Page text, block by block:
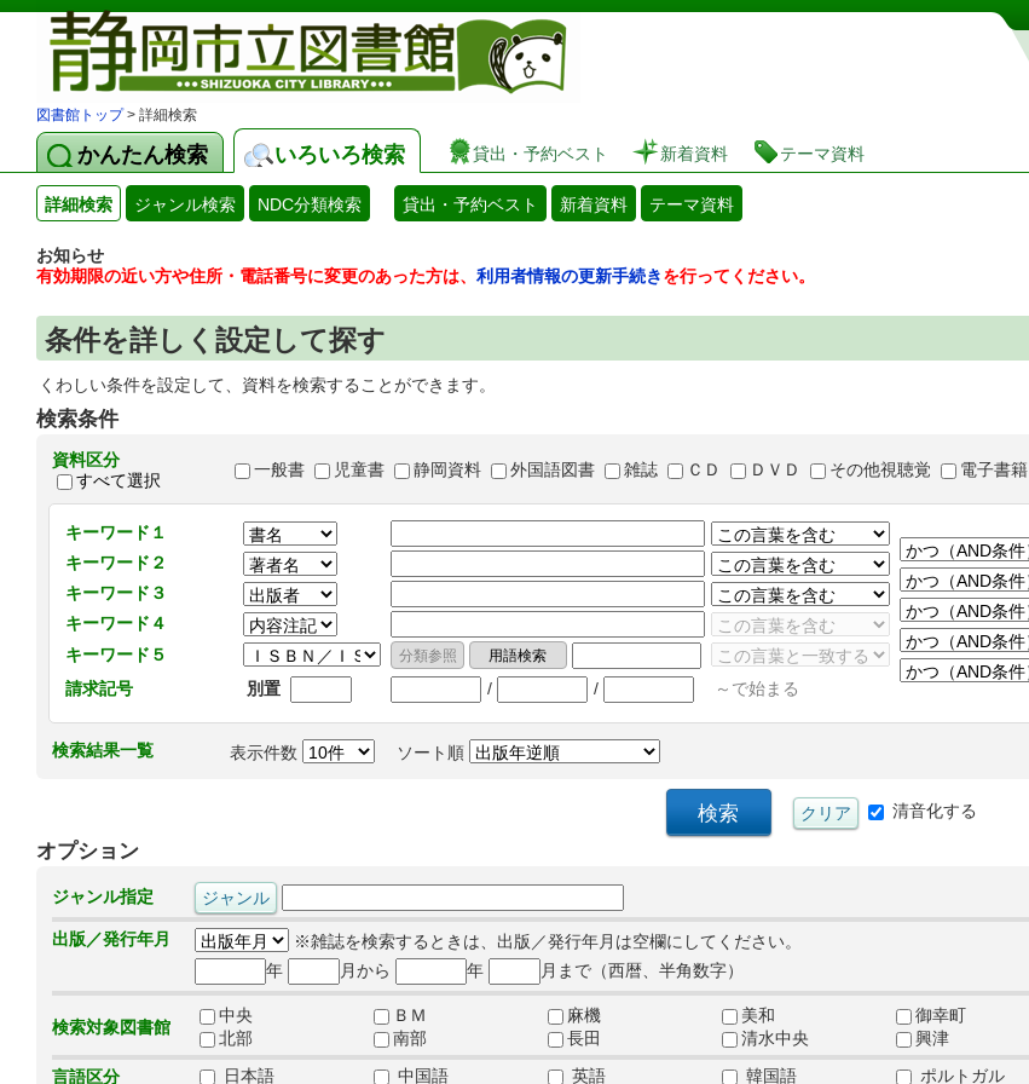
図書館 蔵書検索・予約システム
図書館トップ> 詳細検索
かんたん検索 いろいろ検索 貸出・予約ベスト 新着資料 テーマ資料
詳細検索 ジャンル検索 NDC分類検索 貸出・予約ベスト 新着資料 テーマ資料
お知らせ
有効期限の近い方や住所・電話番号に変更のあった方は、 利用者情報の更新手続きを行ってください。
条件を詳しく設定して探す
くわしい条件を設定して、資料を検索することができます。
検索条件
資料区分
すべて選択
一般書 児童書 静岡資料 外国語図書 雑誌 ＣＤ ＤＶＤ その他視聴覚 電子書籍
キーワード１
キーワード２
キーワード３
キーワード４
キーワード５
請求記号
別置 / / ～で始まる
検索結果一覧 表示件数 ソート順
清音化する
オプション
ジャンル指定
出版／発行年月
※雑誌を検索するときは、出版／発行年月は空欄にしてください。
年
月から 年 月まで（西暦、半角数字）
検索対象図書館
中央 ＢＭ 麻機 美和 御幸町
北部
南部 長田 清水中央 興津
言語区分
日本語 中国語 英語 韓国語 ポルトガル